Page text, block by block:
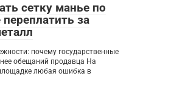
сетку манье по
за
почему государственные
обещаний продавца На
любая ошибка в